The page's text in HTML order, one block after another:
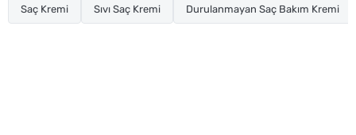
Saç Kremi Sıvı Saç Kremi Durulanmayan Saç Bakım Kremi